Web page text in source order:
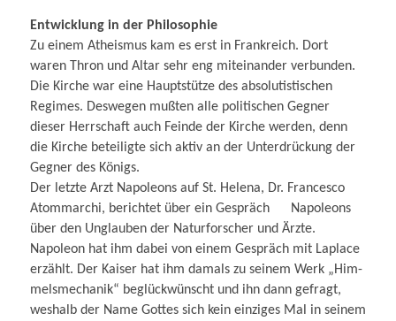
Entwicklung in der Philosophie
Zu einem Atheismus kam es erst in Frankreich. Dort
waren Thron und Altar sehr eng mit­einander verbunden.
Die Kirche war eine Hauptstütze des absolutistischen
Regimes. Deswegen mußten alle politischen Gegner
dieser Herrschaft auch Feinde der Kirche werden, denn
die Kirche beteiligte sich aktiv an der Unterdrückung der
Gegner des Königs.
Der letzte Arzt Napoleons auf St. Helena, Dr. Francesco
Atommarchi, berichtet über ein Ge­spräch Napoleons
über den Unglauben der Naturforscher und Ärzte.
Napoleon hat ihm dabei von einem Gespräch mit Laplace
erzählt. Der Kaiser hat ihm damals zu seinem Werk „Him­
mels­mechanik“ beglückwünscht und ihn dann gefragt,
weshalb der Name Gottes sich kein einziges Mal in seinem